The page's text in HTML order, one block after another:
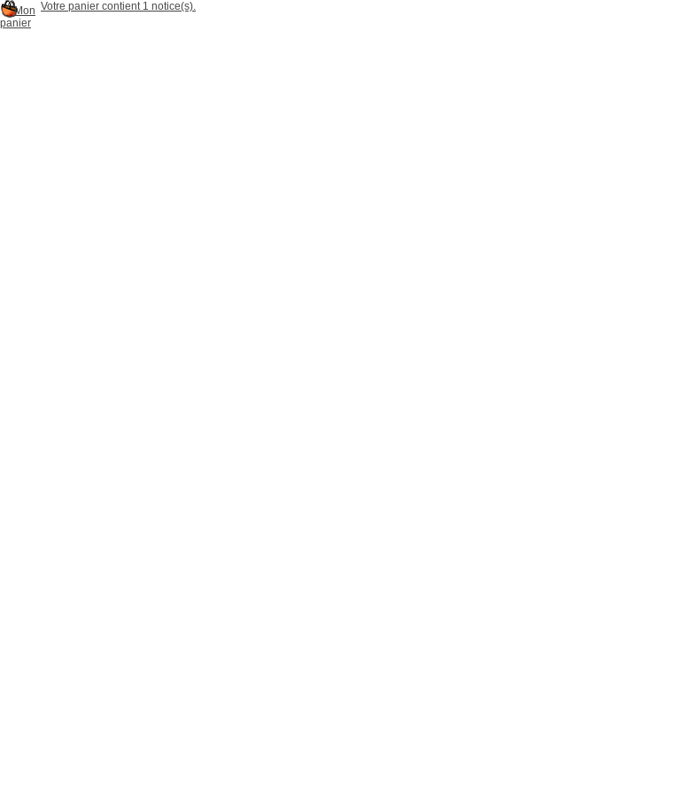
Mon
panier
Votre panier contient 1 notice(s).